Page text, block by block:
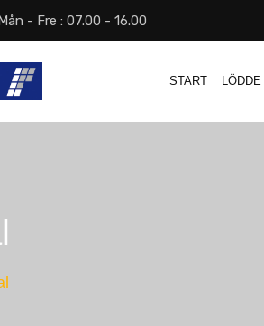
- Fre : 07.00 - 16.00
START